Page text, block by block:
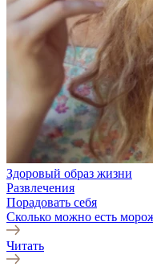
Здоровый образ жизни
Развлечения
Порадовать себя
Сколько можно есть
Читать